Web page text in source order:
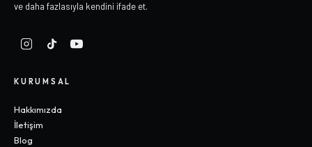
ve daha fazlasıyla kendini ifade et.
KURUMSAL
Hakkımızda
İletişim
Blog